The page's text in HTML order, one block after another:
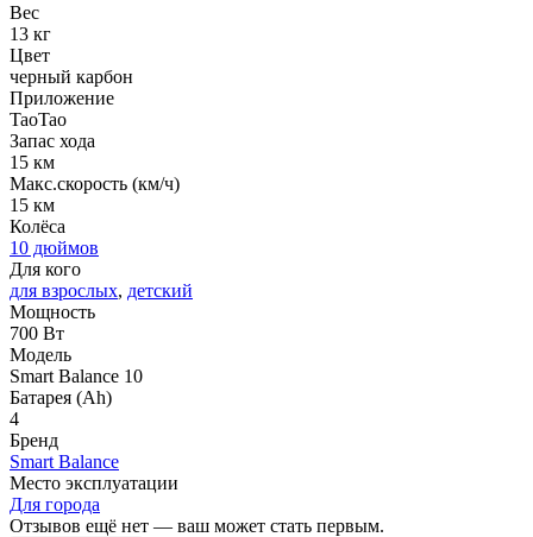
Вес
13 кг
Цвет
черный карбон
Приложение
TaoTao
Запас хода
15 км
Макс.скорость (км/ч)
15 км
Колёса
10 дюймов
Для кого
для взрослых, детский
Мощность
700 Вт
Модель
Smart Balance 10
Батарея (Ah)
4
Бренд
Smart Balance
Место эксплуатации
Для города
Отзывов ещё нет — ваш может стать первым.